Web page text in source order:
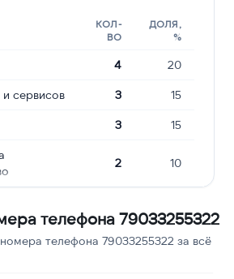
КОЛ-
ВО
ДОЛЯ,
%
4 20
и сервисов 3 15
3 15
2 10
телефона 79033255322
телефона 79033255322 за всё